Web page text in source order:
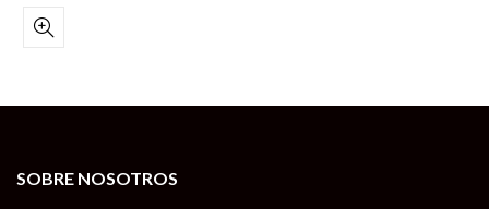
SOBRE NOSOTROS